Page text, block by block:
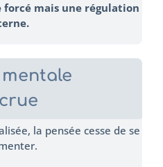
forcé mais une régulation
la pensée cesse de se